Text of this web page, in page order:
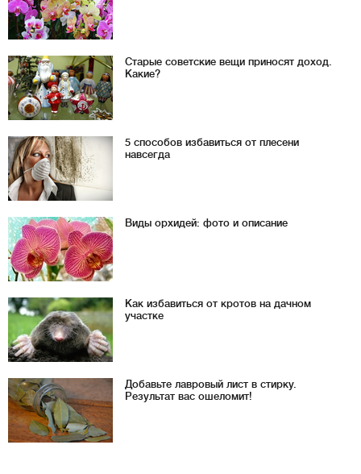
Старые советские вещи приносят доход.
Какие?
5 способов избавиться от плесени
навсегда
Виды орхидей: фото и описание
Как избавиться от кротов на дачном
участке
Добавьте лавровый лист в стирку.
Результат вас ошеломит!